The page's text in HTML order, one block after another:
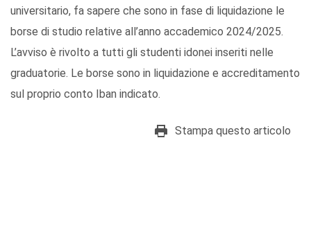
universitario, fa sapere che sono in fase di liquidazione le
borse di studio relative all’anno accademico 2024/2025.
L’avviso è rivolto a tutti gli studenti idonei inseriti nelle
graduatorie. Le borse sono in liquidazione e accreditamento
sul proprio conto Iban indicato.
Stampa questo articolo